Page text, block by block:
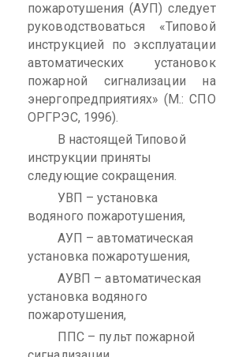
пожаротушения (АУП) следует
руководствоваться «Типовой
инструкцией по эксплуатации
автоматических установок
пожарной сигнализации на
энергопредприятиях» (М.: СПО
ОРГРЭС, 1996).
В настоящей Типовой
инструкции приняты
следующие сокращения.
УВП – установка
водяного пожаротушения,
АУП – автоматическая
установка пожаротушения,
АУВП – автоматическая
установка водяного
пожаротушения,
ППС – пульт пожарной